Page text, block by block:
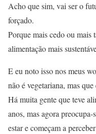
Acho que sim, vai ser o
forçado.
Porque mais cedo ou mais
alimentação mais
E eu noto isso nos meus
não é vegetariana, mas
Há muita gente que teve
anos, mas agora
estar e começam a